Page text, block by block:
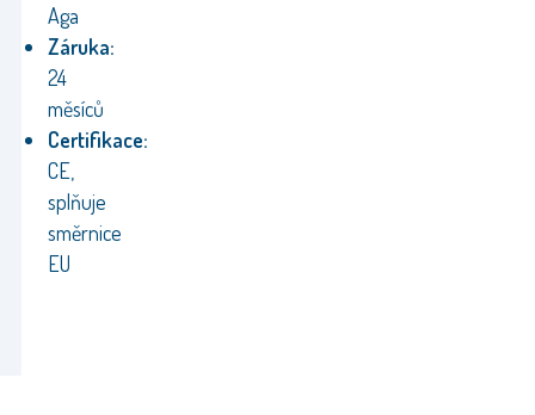
Aga
Záruka:
24
měsíců
Certifikace:
CE,
splňuje
směrnice
EU